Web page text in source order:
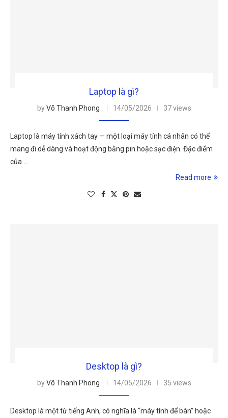
Laptop là gì?
byVõ Thanh Phong 14/05/2026 37 views
Laptop là máy tính xách tay — một loại máy tính cá nhân có thể
mang đi dễ dàng và hoạt động bằng pin hoặc sạc điện. Đặc điểm
của …
Read more
Desktop là gì?
byVõ Thanh Phong 14/05/2026 35 views
Desktop là một từ tiếng Anh, có nghĩa là “máy tính để bàn” hoặc